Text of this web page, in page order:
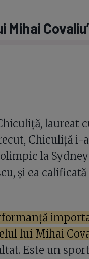
Mihai
laureat
Chiculiță i-
la
și ea
lui Mihai
Este un